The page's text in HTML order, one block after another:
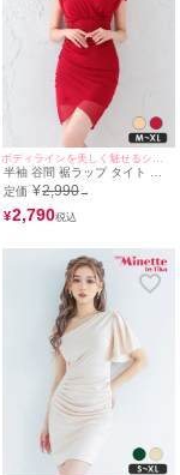
半袖 谷間 裾ラップ タイト ミ
ニドレス (せいせい着用/M~XL
サイズ対応) myMinette/マイミ
ネット
定価 ¥2,990→
¥2,790